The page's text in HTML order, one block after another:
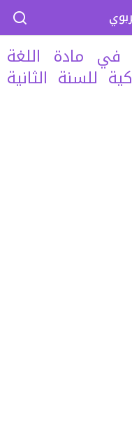
في مادة اللغة
للسنة الثانية